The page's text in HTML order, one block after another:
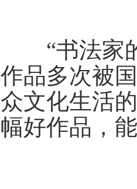
“书法家的
作品多次被
众文化生活
幅好作品，